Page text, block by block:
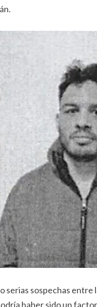
serias sospechas
haber sido un